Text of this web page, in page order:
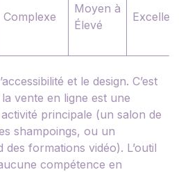
Complexe
Moyen à
Élevé
Excellente
et le design. C’est
vente en ligne est une
principale (un salon de
shampoings, ou un
formations vidéo). L’outil
compétence en